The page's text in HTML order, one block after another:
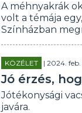
A méhnyakrák
volt a témája
Színházban
KÖZÉLET | 2024.
Jó érzés,
Jótékonysági
javára.